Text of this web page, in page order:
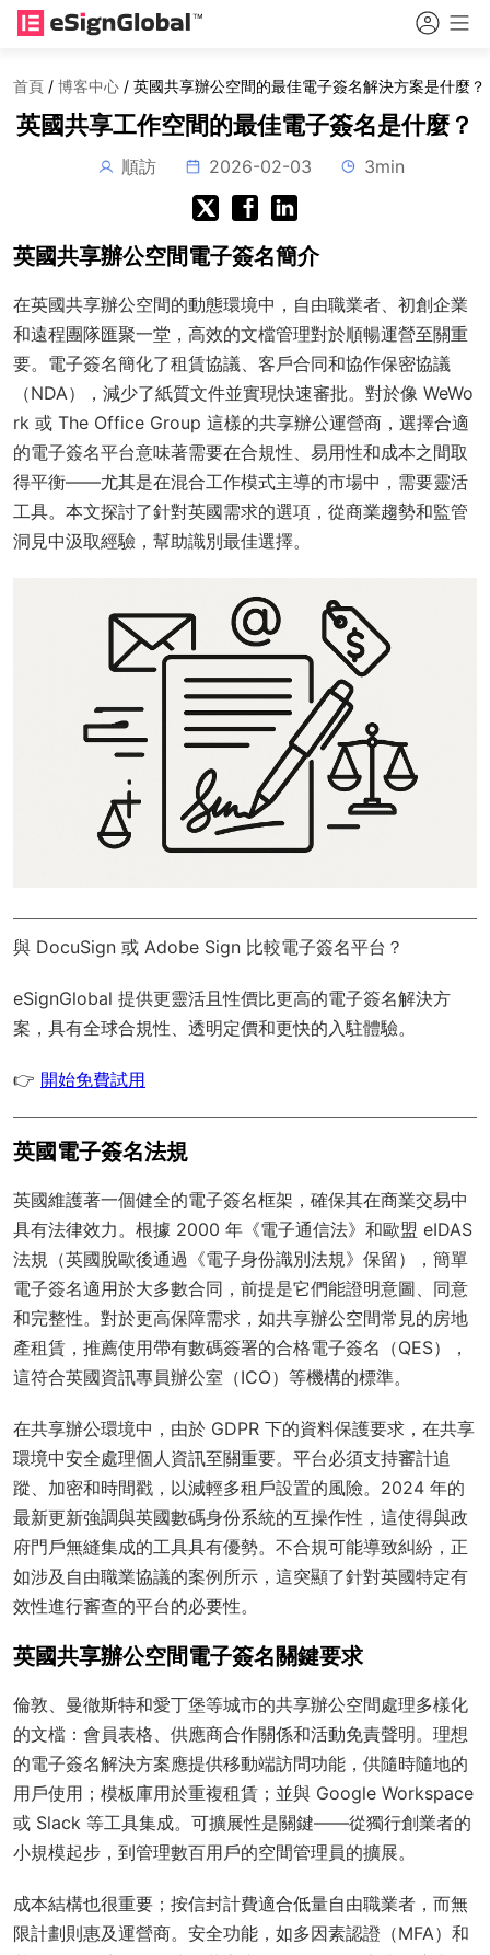
首頁 / 博客中心 / 英國共享辦公空間的最佳電子簽名解決方案是什麼？
英國共享工作空間的最佳電子簽名是什麼？
順訪 2026-02-03 3min
英國共享辦公空間電子簽名簡介
在英國共享辦公空間的動態環境中，自由職業者、初創企業
和遠程團隊匯聚一堂，高效的文檔管理對於順暢運營至關重
要。電子簽名簡化了租賃協議、客戶合同和協作保密協議
（NDA），減少了紙質文件並實現快速審批。對於像 WeWo
rk 或 The Office Group 這樣的共享辦公運營商，選擇合適
的電子簽名平台意味著需要在合規性、易用性和成本之間取
得平衡——尤其是在混合工作模式主導的市場中，需要靈活
工具。本文探討了針對英國需求的選項，從商業趨勢和監管
洞見中汲取經驗，幫助識別最佳選擇。
與 DocuSign 或 Adobe Sign 比較電子簽名平台？
eSignGlobal 提供更靈活且性價比更高的電子簽名解決方
案，具有全球合規性 、透明定價和更快的入駐體驗。
👉 開始免費試用
英國電子簽名法規
英國維護著一個健全的電子簽名框架，確保其在商業交易中
具有法律效力。根據 2000 年《電子通信法》和歐盟 eIDAS
法規（英國脫歐後通過《電子身份識別法規》保留），簡單
電子簽名適用於大多數合同，前提是它們能證明意圖、同意
和完整性。對於更高保障需求，如共享辦公空間常見的房地
產租賃，推薦使用帶有數碼簽署的合格電子簽名（QES），
這符合英國資訊專員辦公室（ICO）等機構的標準。
在共享辦公環境中，由於 GDPR 下的資料保護要求，在共享
環境中安全處理個人資訊至關重要。平台必須支持審計追
蹤、加密和時間戳，以減輕多租戶設置的風險。2024 年的
最新更新強調與英國數碼身份系統的互操作性，這使得與政
府門戶無縫集成的工具具有優勢。不合規可能導致糾紛，正
如涉及自由職業協議的案例所示，這突顯了針對英國特定有
效性進行審查的平台的必要性。
英國共享辦公空間電子簽名關鍵要求
倫敦、曼徹斯特和愛丁堡等城市的共享辦公空間處理多樣化
的文檔：會員表格、供應商合作關係和活動免責聲明。理想
的電子簽名解決方案應提供移動端訪問功能，供隨時隨地的
用戶使用；模板庫用於重複租賃；並與 Google Workspace
或 Slack 等工具集成。可擴展性是關鍵——從獨行創業者的
小規模起步，到管理數百用戶的空間管理員的擴展。
成本結構也很重要；按信封計費適合低量自由職業者，而無
限計劃則惠及運營商。安全功能，如多因素認證（MFA）和